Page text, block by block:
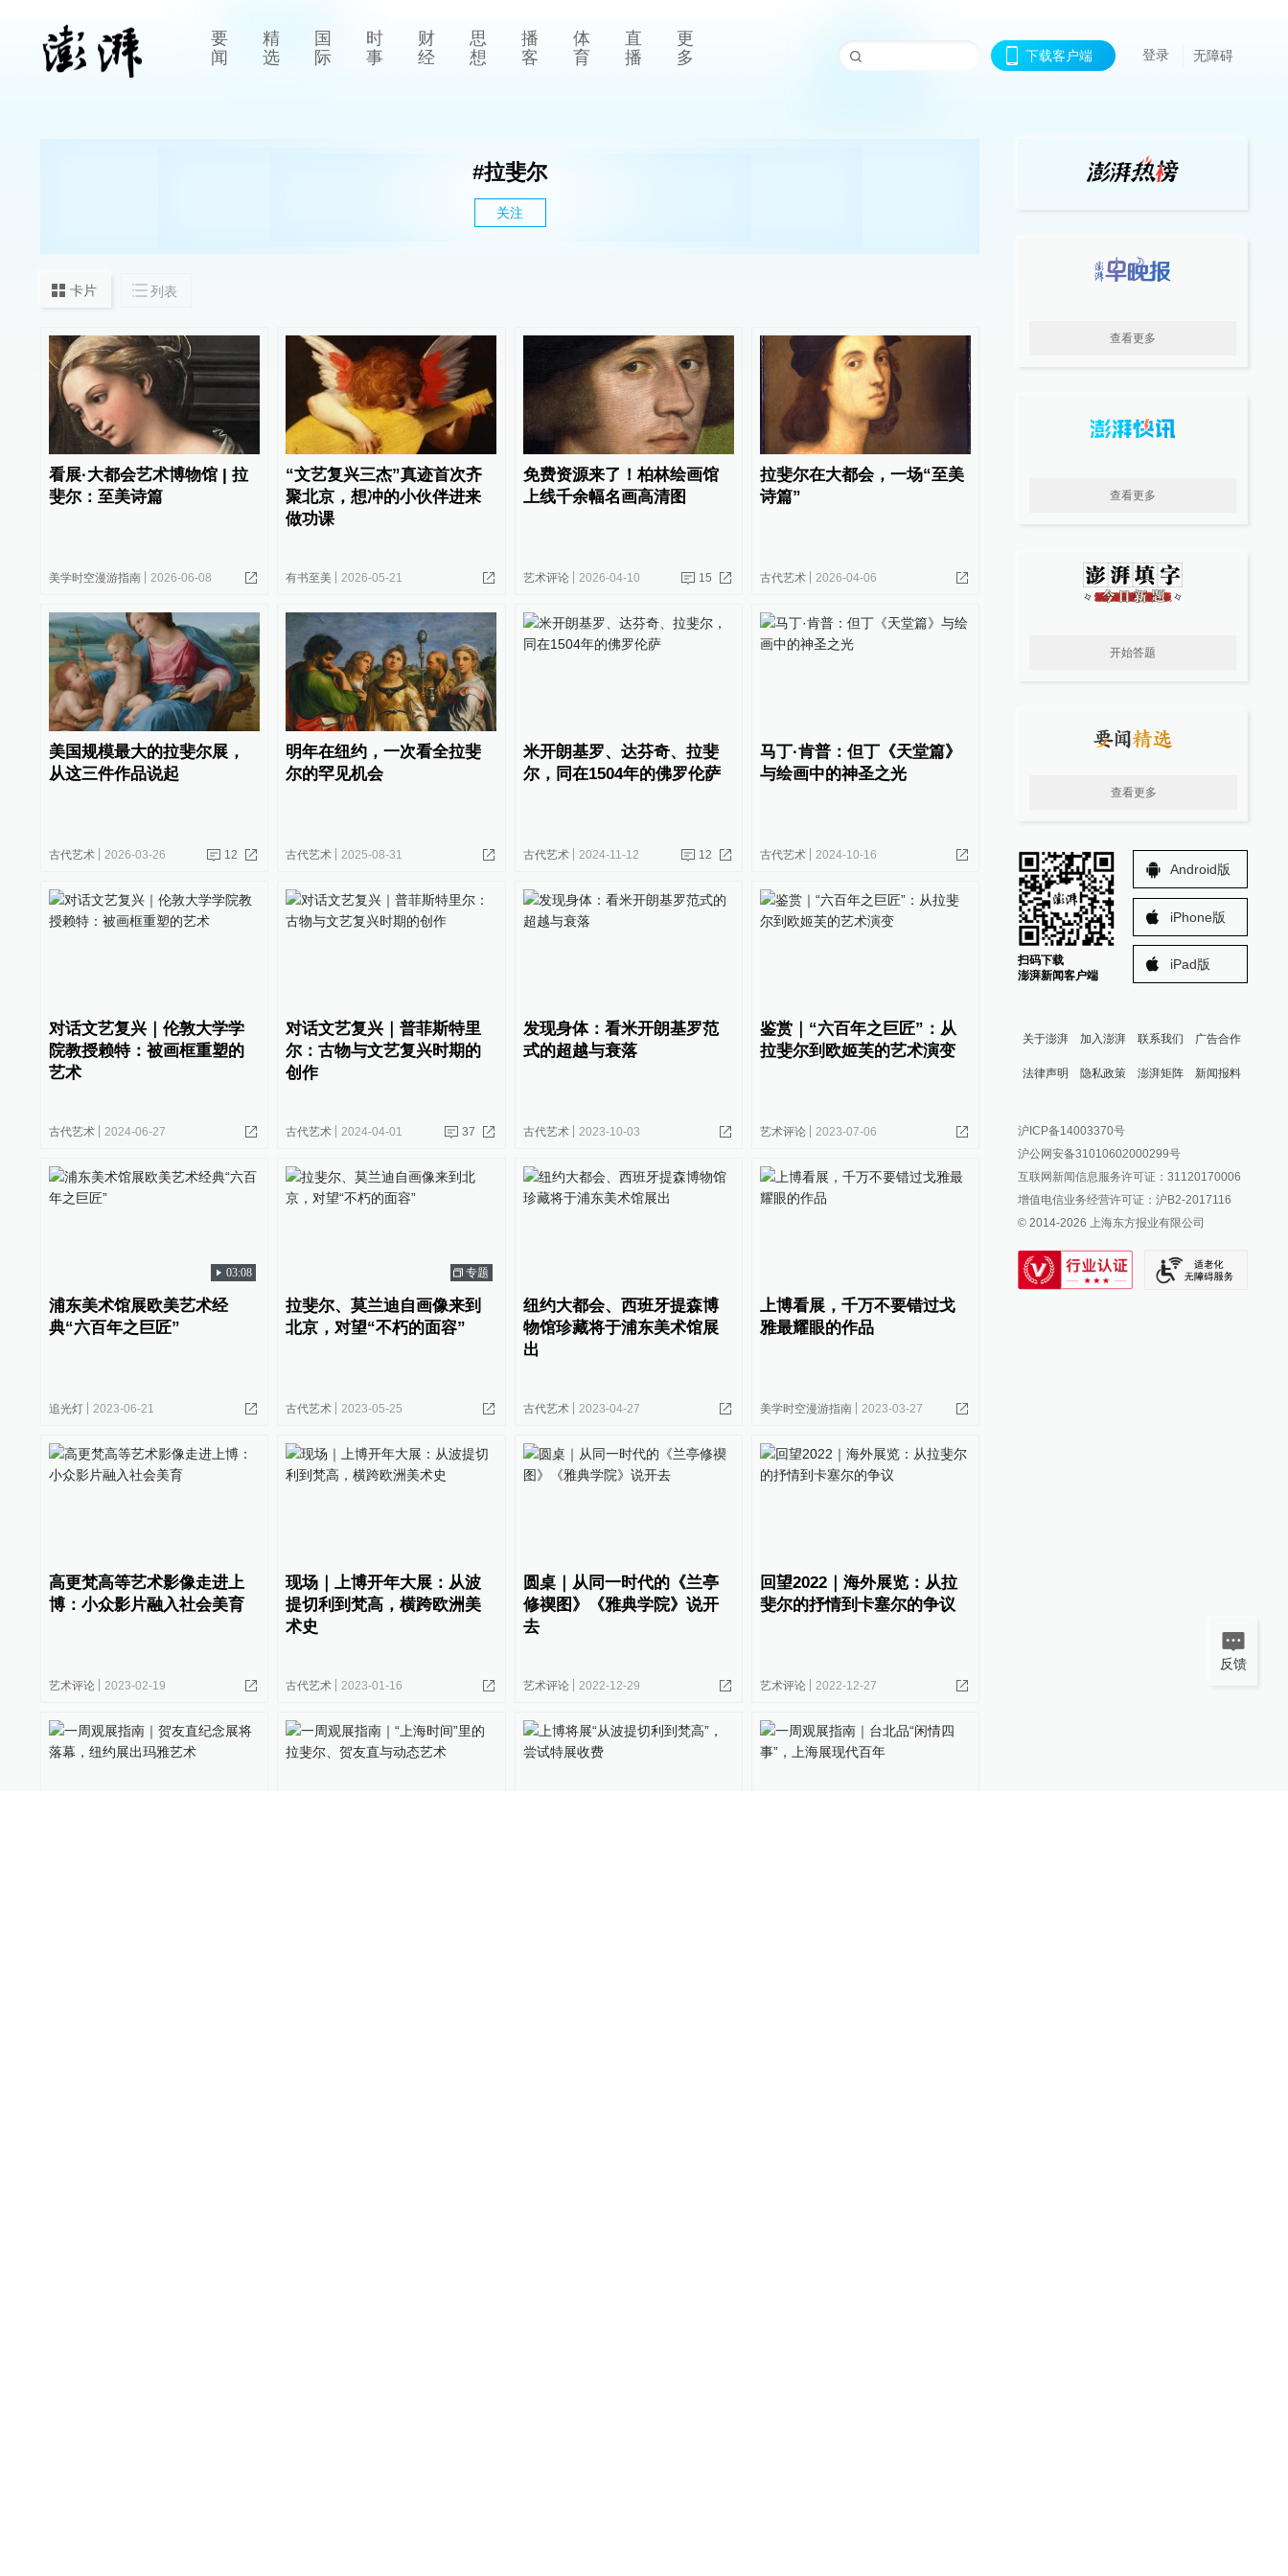
要
闻
精
选
国
际
时
事
财
经
思
想
播
客
体
育
直
播
更
多
下载客户端 登录 无障碍
#拉斐尔
关注
卡片 列表
看展·大都会艺术博物馆 | 拉
斐尔：至美诗篇
美学时空漫游指南 2026-06-08
“文艺复兴三杰”真迹首次齐
聚北京，想冲的小伙伴进来
做功课
有书至美 2026-05-21
免费资源来了！柏林绘画馆
上线千余幅名画高清图
艺术评论 2026-04-10 15
拉斐尔在大都会，一场“至美
诗篇”
古代艺术 2026-04-06
美国规模最大的拉斐尔展，
从这三件作品说起
古代艺术 2026-03-26 12
明年在纽约，一次看全拉斐
尔的罕见机会
古代艺术 2025-08-31
米开朗基罗、达芬奇、拉斐
尔，同在1504年的佛罗伦萨
古代艺术 2024-11-12 12
马丁·肯普：但丁《天堂篇》
与绘画中的神圣之光
古代艺术 2024-10-16
对话文艺复兴｜伦敦大学学
院教授赖特：被画框重塑的
艺术
古代艺术 2024-06-27
对话文艺复兴｜普菲斯特里
尔：古物与文艺复兴时期的
创作
古代艺术 2024-04-01 37
发现身体：看米开朗基罗范
式的超越与衰落
古代艺术 2023-10-03
鉴赏｜“六百年之巨匠”：从
拉斐尔到欧姬芙的艺术演变
艺术评论 2023-07-06
03:08
浦东美术馆展欧美艺术经
典“六百年之巨匠”
追光灯 2023-06-21
专题
拉斐尔、莫兰迪自画像来到
北京，对望“不朽的面容”
古代艺术 2023-05-25
纽约大都会、西班牙提森博
物馆珍藏将于浦东美术馆展
出
古代艺术 2023-04-27
上博看展，千万不要错过戈
雅最耀眼的作品
美学时空漫游指南 2023-03-27
高更梵高等艺术影像走进上
博：小众影片融入社会美育
艺术评论 2023-02-19
现场｜上博开年大展：从波
提切利到梵高，横跨欧洲美
术史
古代艺术 2023-01-16
圆桌｜从同一时代的《兰亭
修禊图》《雅典学院》说开
去
艺术评论 2022-12-29
回望2022｜海外展览：从拉
斐尔的抒情到卡塞尔的争议
艺术评论 2022-12-27
查看更多
查看更多
开始答题
查看更多
扫码下载
澎湃新闻客户端
Android版
iPhone版
iPad版
关于澎湃 加入澎湃 联系我们 广告合作
法律声明 隐私政策 澎湃矩阵
澎湃新闻公众号
澎湃新闻抖音号
派生万物开放平台
IP SHANGHAI
SIXTH TONE
新闻报料
报料邮箱: news@thepaper.cn
沪ICP备14003370号
沪公网安备31010602000299号
互联网新闻信息服务许可证：31120170006
增值电信业务经营许可证：沪B2-2017116
© 2014-2026 上海东方报业有限公司
反馈